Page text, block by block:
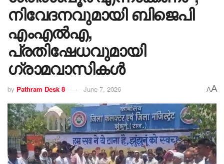
നിവേദനവുമായി ബിജെപി
എംഎല്‍എ,
പ്രതിഷേധവുമായി
ഗ്രാമവാസികള്‍
by Pathram Desk 8 June 7, 2026 AA